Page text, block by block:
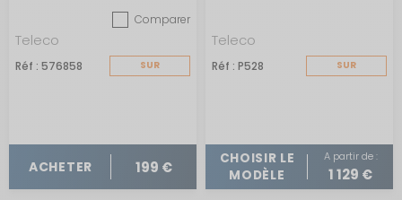
Comparer
Teleco
Réf : 576858
SUR
ACHETER 199 €
Teleco
Réf : P528
SUR
CHOISIR LE
MODÈLE
A partir de :
1 129 €